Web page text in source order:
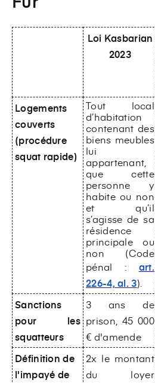
Loi Kasbarian
2023
Logements
couverts
(procédure
squat rapide)
Tout local
d’habitation
contenant des
biens meubles
lui
appartenant,
que cette
personne y
habite ou non
et qu’il
s’agisse de sa
résidence
principale ou
non (Code
pénal : art.
226-4, al. 3).
Sanctions
pour les
squatteurs
3 ans de
prison, 45 000
€ d'amende
Définition de
l'impayé de
2x le montant
du loyer